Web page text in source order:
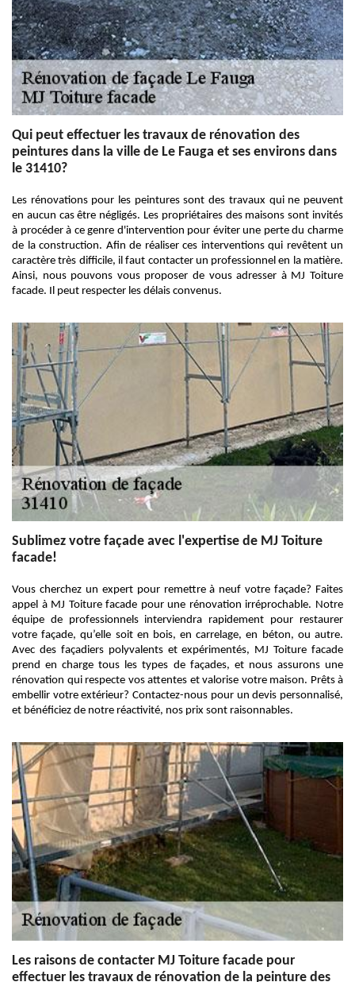
Qui peut effectuer les travaux de rénovation des
peintures dans la ville de Le Fauga et ses environs dans
le 31410?
Les rénovations pour les peintures sont des travaux qui ne peuvent
en aucun cas être négligés. Les propriétaires des maisons sont invités
à procéder à ce genre d'intervention pour éviter une perte du charme
de la construction. Afin de réaliser ces interventions qui revêtent un
caractère très difficile, il faut contacter un professionnel en la matière.
Ainsi, nous pouvons vous proposer de vous adresser à MJ Toiture
facade. Il peut respecter les délais convenus.
Sublimez votre façade avec l'expertise de MJ Toiture
facade!
Vous cherchez un expert pour remettre à neuf votre façade? Faites
appel à MJ Toiture facade pour une rénovation irréprochable. Notre
équipe de professionnels interviendra rapidement pour restaurer
votre façade, qu’elle soit en bois, en carrelage, en béton, ou autre.
Avec des façadiers polyvalents et expérimentés, MJ Toiture facade
prend en charge tous les types de façades, et nous assurons une
rénovation qui respecte vos attentes et valorise votre maison. Prêts à
embellir votre extérieur? Contactez-nous pour un devis personnalisé,
et bénéficiez de notre réactivité, nos prix sont raisonnables.
Les raisons de contacter MJ Toiture facade pour
effectuer les travaux de rénovation de la peinture des